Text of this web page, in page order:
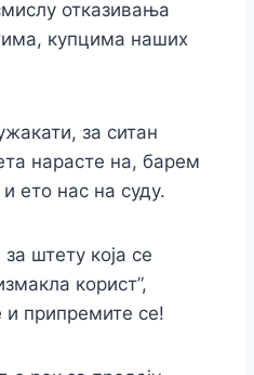
отказивања
купцима наших
за ситан
нарасте на, барем
ето нас на суду.
штету која се
корист”,
и припремите се!